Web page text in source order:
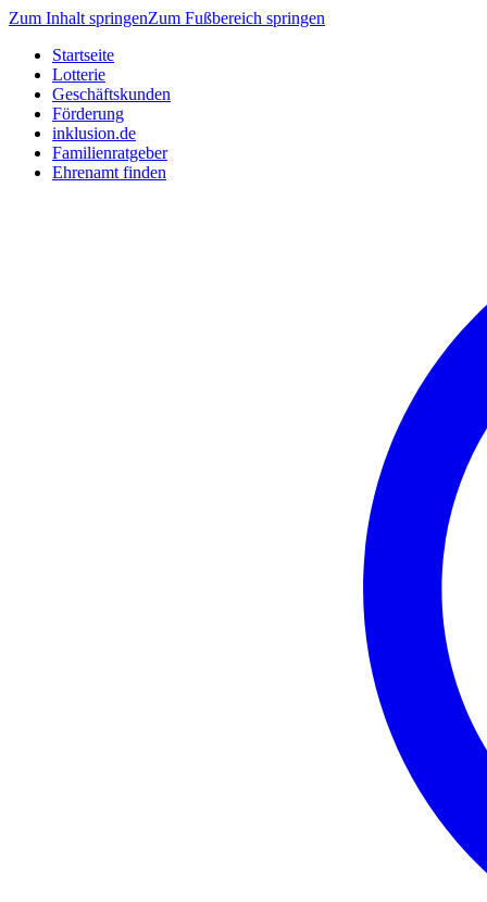
Zum Inhalt springenZum Fußbereich springen
Startseite
Lotterie
Geschäftskunden
Förderung
inklusion.de
Familienratgeber
Ehrenamt finden